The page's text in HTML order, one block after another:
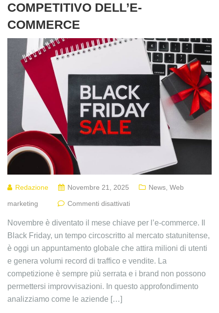
COMPETITIVO DELL’E-
COMMERCE
Redazione Novembre 21, 2025 News Web
marketing Commenti disattivati
Novembre è diventato il mese chiave per l’e-commerce. Il
Black Friday, un tempo circoscritto al mercato statunitense,
è oggi un appuntamento globale che attira milioni di utenti
e genera volumi record di traffico e vendite. La
competizione è sempre più serrata e i brand non possono
permettersi improvvisazioni. In questo approfondimento
analizziamo come le aziende […]